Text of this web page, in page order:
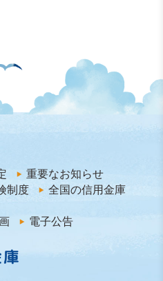
重要なお知らせ
制度
全国の信用金庫
電子公告